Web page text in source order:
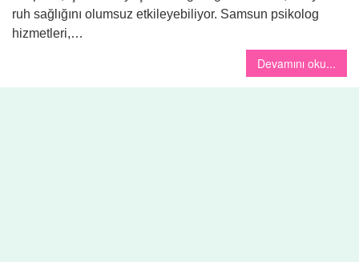
ruh sağlığını olumsuz etkileyebiliyor. Samsun psikolog
hizmetleri,…
Devamını oku...